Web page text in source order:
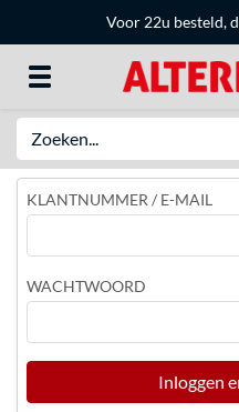
Voor 22u besteld,
KLANTNUMMER / E-MAIL
WACHTWOORD
Inloggen